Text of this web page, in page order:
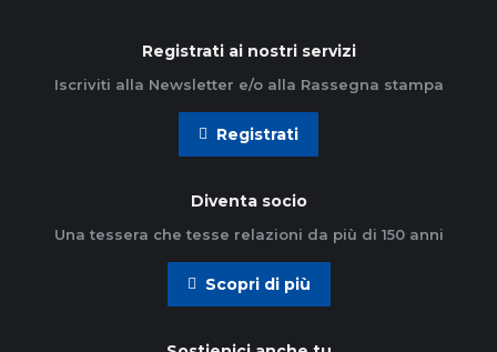
Registrati ai nostri servizi
Iscriviti alla Newsletter e/o alla Rassegna stampa
Registrati
Diventa socio
Una tessera che tesse relazioni da più di 150 anni
Scopri di più